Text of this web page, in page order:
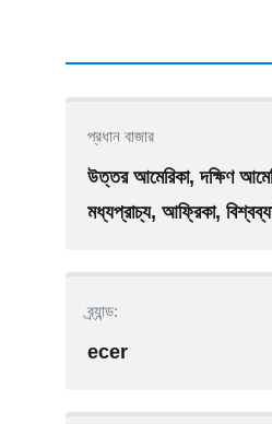
প্রধান বাজার
উত্তর আমেরিকা, দক্ষিণ
মধ্যপ্রাচ্য, আফ্রিকা,
ব্র্যান্ড:
ecer